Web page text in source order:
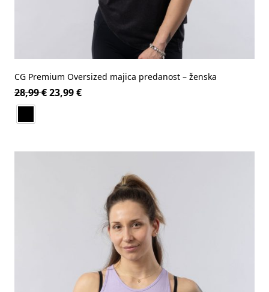
CG Premium Oversized majica predanost – ženska
28,99€23,99€